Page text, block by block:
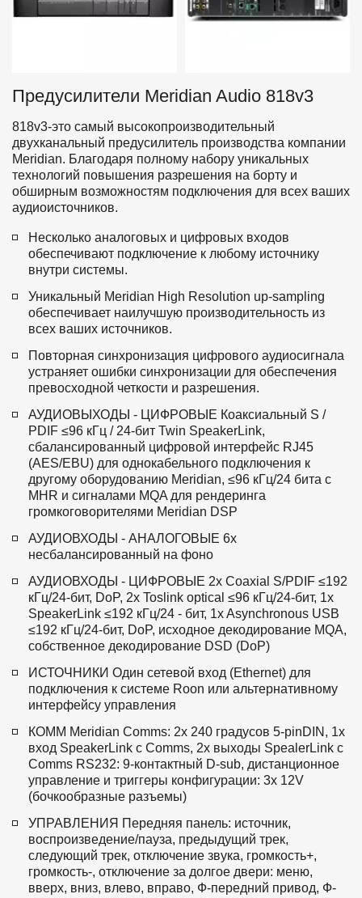
Предусилители Meridian Audio 818v3
818v3-это самый высокопроизводительный
двухканальный предусилитель производства компании
Meridian. Благодаря полному набору уникальных
технологий повышения разрешения на борту и
обширным возможностям подключения для всех ваших
аудиоисточников.
Несколько аналоговых и цифровых входов
обеспечивают подключение к любому источнику
внутри системы.
Уникальный Meridian High Resolution up-sampling
обеспечивает наилучшую производительность из
всех ваших источников.
Повторная синхронизация цифрового аудиосигнала
устраняет ошибки синхронизации для обеспечения
превосходной четкости и разрешения.
АУДИОВЫХОДЫ - ЦИФРОВЫЕ Коаксиальный S /
PDIF ≤96 кГц / 24-бит Twin SpeakerLink,
сбалансированный цифровой интерфейс RJ45
(AES/EBU) для однокабельного подключения к
другому оборудованию Meridian, ≤96 кГц/24 бита с
MHR и сигналами MQA для рендеринга
громкоговорителями Meridian DSP
АУДИОВХОДЫ - АНАЛОГОВЫЕ 6x
несбалансированный на фоно
АУДИОВХОДЫ - ЦИФРОВЫЕ 2x Coaxial S/PDIF ≤192
кГц/24-бит, DoP, 2x Toslink optical ≤96 кГц/24-бит, 1x
SpeakerLink ≤192 кГц/24 - бит, 1x Asynchronous USB
≤192 кГц/24-бит, DoP, исходное декодирование MQA,
собственное декодирование DSD (DoP)
ИСТОЧНИКИ Один сетевой вход (Ethernet) для
подключения к системе Roon или альтернативному
интерфейсу управления
КОММ Meridian Comms: 2x 240 градусов 5-pinDIN, 1x
вход SpeakerLink с Comms, 2x выходы SpealerLink с
Comms RS232: 9-контактный D-sub, дистанционное
управление и триггеры конфигурации: 3x 12V
(бочкообразные разъемы)
УПРАВЛЕНИЯ Передняя панель: источник,
воспроизведение/пауза, предыдущий трек,
следующий трек, отключение звука, громкость+,
громкость-, отключение за долгое двери: меню,
вверх, вниз, влево, вправо, Ф-передний привод, Ф-